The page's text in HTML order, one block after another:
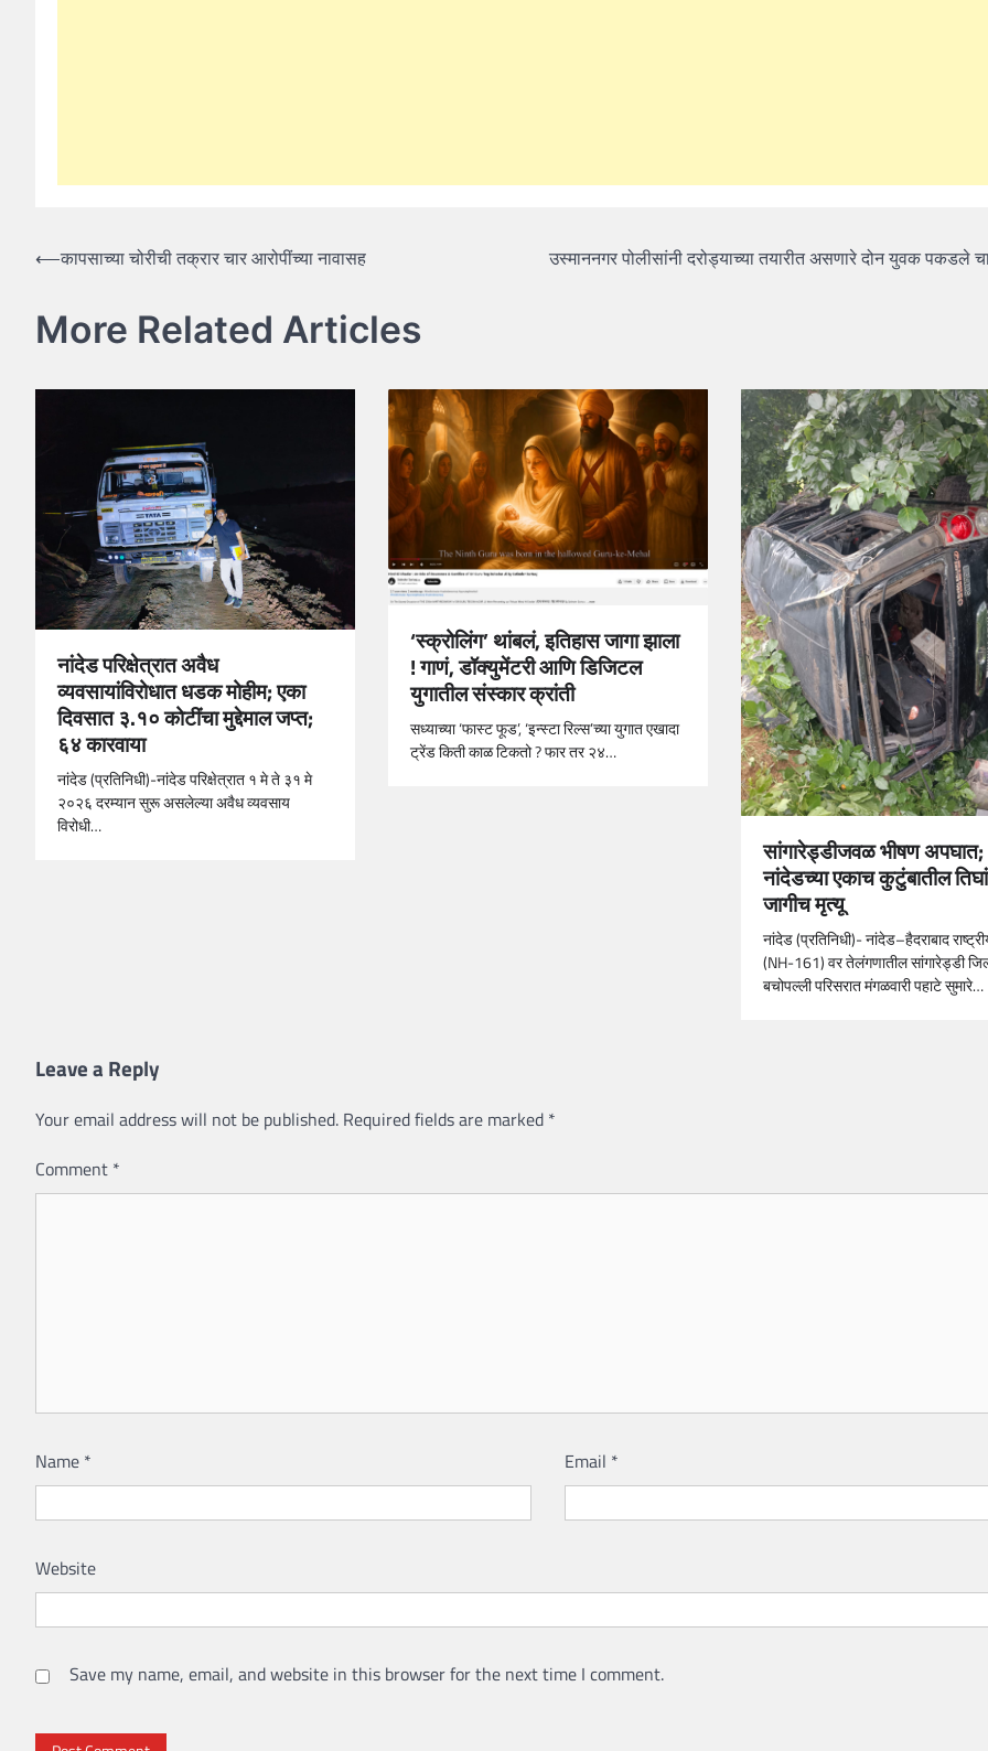
Post
⟵कापसाच्या चोरीची तक्रार चार आरोपींच्या नावासह उस्माननगर पोलीसांनी दरोड्याच्या तयारीत असणारे दोन युवक पकडले
More Related Articles
नांदेड परिक्षेत्रात अवैध
व्यवसायांविरोधात धडक मोहीम; एका
दिवसात ३.१० कोटींचा मुद्देमाल जप्त;
६४ कारवाया
नांदेड (प्रतिनिधी)-नांदेड परिक्षेत्रात १ मे ते ३१ मे
२०२६ दरम्यान सुरू असलेल्या अवैध व्यवसाय
विरोधी…
‘स्क्रोलिंग’ थांबलं, इतिहास जागा झाला
! गाणं, डॉक्युमेंटरी आणि डिजिटल
युगातील संस्कार क्रांती
सध्याच्या ‘फास्ट फूड’, ‘इन्स्टा रिल्स’च्या युगात एखादा
ट्रेंड किती काळ टिकतो ? फार तर २४…
सांगारेड्डीजवळ भीषण अपघात;
नांदेडच्या एकाच कुटुंबातील
जागीच मृत्यू
नांदेड (प्रतिनिधी)- नांदेड–हैदराबाद
(NH-161) वर तेलंगणातील सांगारेड्डी
बचोपल्ली परिसरात मंगळवारी पहाटे सुमारे…
Leave a Reply
Your email address will not be published. Required fields are marked *
Comment *
Name * Email *
Website
Save my name, email, and website in this browser for the next time I comment.